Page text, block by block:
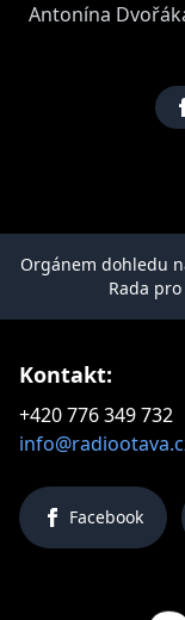
Antonína
Orgánem dohledu
Rada
Kontakt:
+420 776 349 732
Facebook